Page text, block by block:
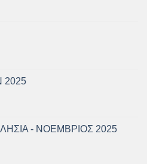
2025
- ΝΟΕΜΒΡΙΟΣ 2025